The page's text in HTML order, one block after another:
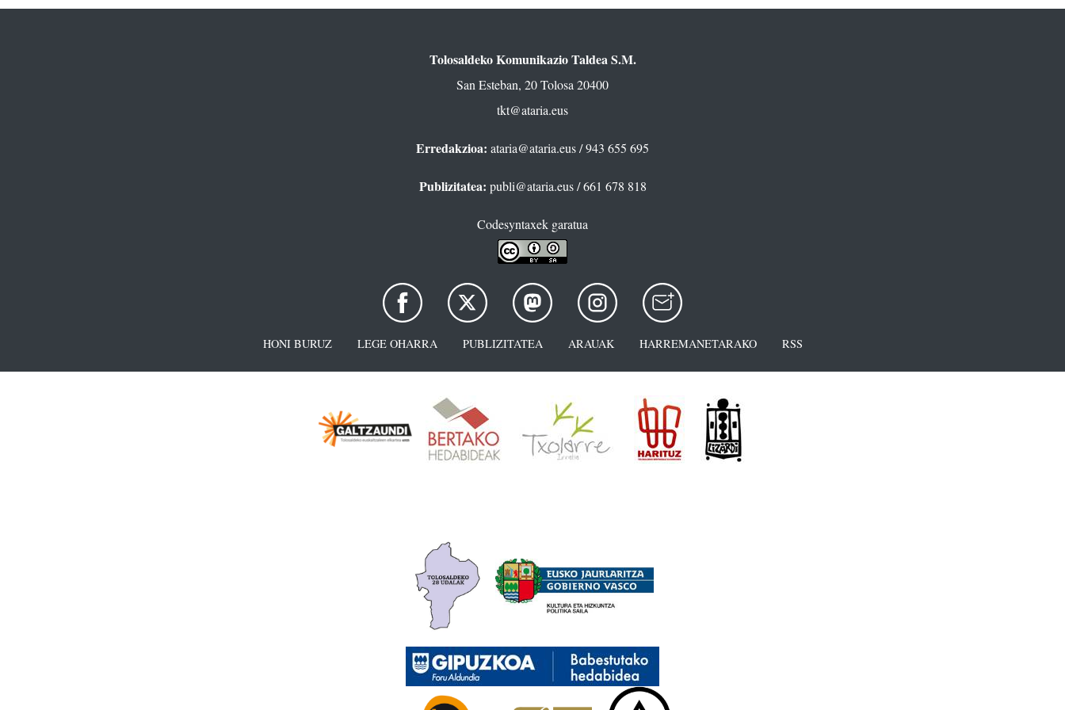
Tolosaldeko Komunikazio Taldea S.M.
San Esteban, 20 Tolosa 20400
tkt@ataria.eus
Erredakzioa: ataria@ataria.eus/ 943 655 695
Publizitatea: publi@ataria.eus/ 661 678 818
Codesyntaxek garatua
HONI BURUZ LEGE OHARRA PUBLIZITATEA ARAUAK HARREMANETARAKO RSS